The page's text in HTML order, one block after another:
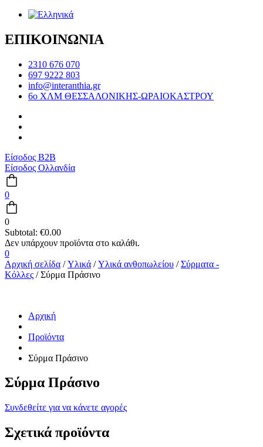
ΕΠΙΚΟΙΝΩΝΙΑ
2310 676 070
697 9222 803
info@interanthia.gr
6ο ΧΛΜ ΘΕΣΣΑΛΟΝΙΚΗΣ-ΩΡΑΙΟΚΑΣΤΡΟΥ
Είσοδος B2B
Είσοδος Ολλανδία
0
0
Subtotal: €0.00
0
Αρχική σελίδα /Υλικά /Υλικά ανθοπωλείου /Σύρματα -
Κόλλες / Σύρμα Πράσινο
Αρχική
Προϊόντα
Σύρμα Πράσινο
Σύρμα Πράσινο
Συνδεθείτε για να κάνετε αγορές
Σχετικά προϊόντα